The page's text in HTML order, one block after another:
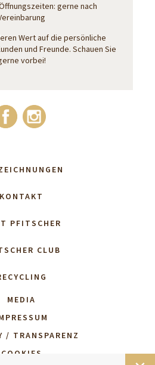
gerne nach
Wert auf die persönliche
und Freunde. Schauen Sie
vorbei!
KONTAKT
PFITSCHER
CLUB
MEDIA
/ TRANSPARENZ
COOKIES